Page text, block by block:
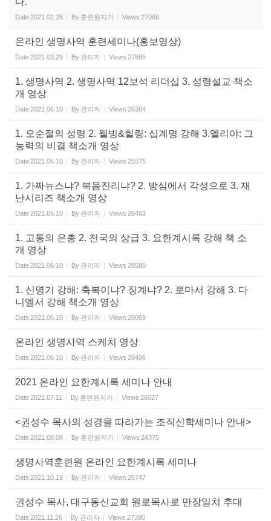
Date 2021.02.26 By 훈련원지기 Views 27066
온라인 생명사역 훈련세미나(홍보영상)
Date 2021.03.29 By 관리자 Views 27889
1. 생명사역 2. 생명사역 12보석 리더십 3. 성령설교 책소
개 영상
Date 2021.06.10 By 관리자 Views 26384
1. 오순절의 성령 2. 웰빙&힐링: 십계명 강해 3.엘리야: 그
능력의 비결 책소개 영상
Date 2021.06.10 By 관리자 Views 25575
1. 가짜뉴스냐? 복음진리냐? 2. 방심에서 각성으로 3. 재
난시리즈 책소개 영상
Date 2021.06.10 By 관리자 Views 26463
1. 고통의 은총 2. 천국의 상급 3. 요한계시록 강해 책 소
개 영상
Date 2021.06.10 By 관리자 Views 28580
1. 신명기 강해: 축복이냐? 징계냐? 2. 로마서 강해 3. 다
니엘서 강해 책소개 영상
Date 2021.06.10 By 관리자 Views 28069
온라인 생명사역 스케치 영상
Date 2021.06.10 By 관리자 Views 28496
2021 온라인 요한계시록 세미나 안내
Date 2021.07.11 By 훈련원지기 Views 26027
<권성수 목사의 성경을 따라가는 조직신학세미나 안내>
Date 2021.08.08 By 훈련원지기 Views 24375
생명사역훈련원 온라인 요한계시록 세미나
Date 2021.10.19 By 관리자 Views 25747
권성수 목사, 대구동신교회 원로목사로 만장일치 추대
Date 2021.11.26 By 관리자 Views 27390